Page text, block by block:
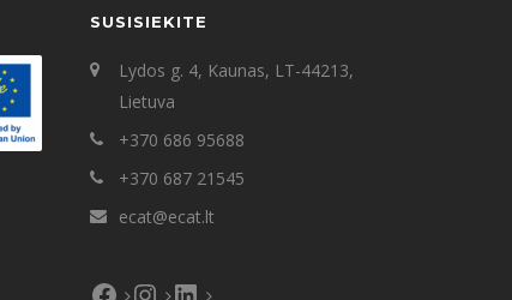
SUSISIEKITE
Lydos g. 4, Kaunas, LT-44213,
Lietuva
+370 686 95688
+370 687 21545
ecat@ecat.lt
Facebook
Instagram